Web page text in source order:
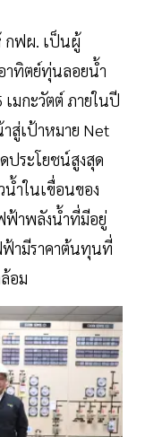
กฟผ. เป็นผู้
าทิตย์ทุ่นลอยน้ำ
มกะวัตต์ ภายในปี
สู่เป้าหมาย Net
ประโยชน์สูงสุด
ำในเขื่อนของ
ฟ้าพลังน้ำที่มีอยู่
ามีราคาต้นทุนที่
อม